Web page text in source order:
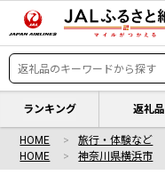
ランキング 返礼品
HOME 旅行・体験など
HOME
神奈川県横浜市